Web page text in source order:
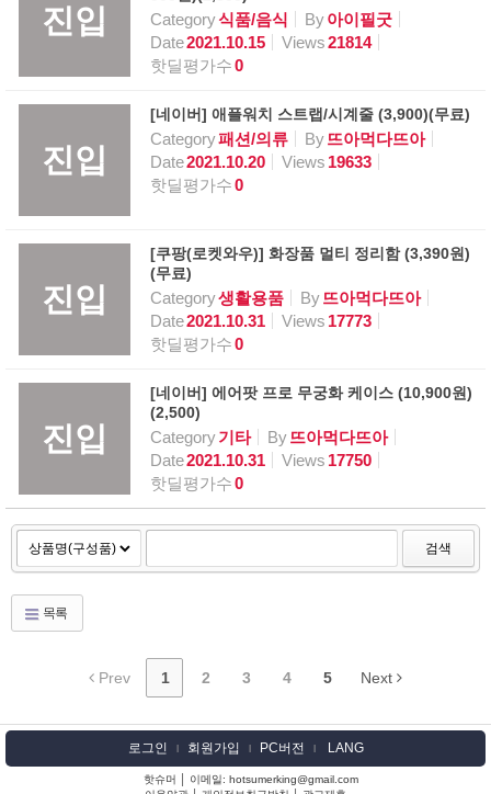
진입 Category식품/음식 By아이필굿
Date2021.10.15 Views21814
핫딜평가수0
진입
[네이버] 애플워치 스트랩/시계줄 (3,900)(무료)
Category패션/의류 By뜨아먹다뜨아
Date2021.10.20 Views 19633
핫딜평가수0
진입
[쿠팡(로켓와우)] 화장품 멀티 정리함 (3,390원)
(무료)
Category생활용품 By뜨아먹다뜨아
Date2021.10.31 Views 17773
핫딜평가수0
진입
[네이버] 에어팟 프로 무궁화 케이스 (10,900원)
(2,500)
Category기타 By뜨아먹다뜨아
Date2021.10.31 Views 17750
핫딜평가수0
검색
목록
Prev 1 2 3 4 5 Next
로그인 l 회원가입 l PC버전 l LANG
핫슈머 │ 이메일: hotsumerking@gmail.com